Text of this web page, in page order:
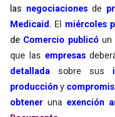
las negociacionesde
Medicaid . El miércoles
de Comercio publicó un
que las empresas
detallada sobre sus
producción y
obtener una exención